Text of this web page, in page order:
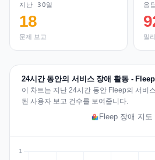
지난 30일
18
문제 보고
응
밀
24시간 동안의 서비스 장애 활동 - Fleep
이 차트는 지난 24시간 동안 Fleep의 서비
된 사용자 보고 건수를 보여줍니다.
Fleep 장애 지도